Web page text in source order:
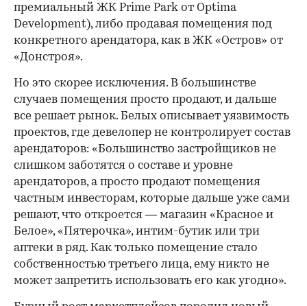
премиальный ЖК Prime Park от Optima
Development), либо продавая помещения под
конкретного арендатора, как в ЖК «Остров» от
«Донстроя».
Но это скорее исключения. В большинстве
случаев помещения просто продают, и дальше
все решает рынок. Белых описывает уязвимость
проектов, где девелопер не контролирует состав
арендаторов: «Большинство застройщиков не
слишком заботятся о составе и уровне
арендаторов, а просто продают помещения
частным инвесторам, которые дальше уже сами
решают, что откроется — магазин «Красное и
Белое», «Пятерочка», интим-бутик или три
аптеки в ряд. Как только помещение стало
собственностью третьего лица, ему никто не
может запретить использовать его как угодно».